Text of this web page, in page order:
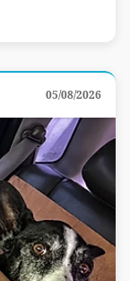
05/08/2026